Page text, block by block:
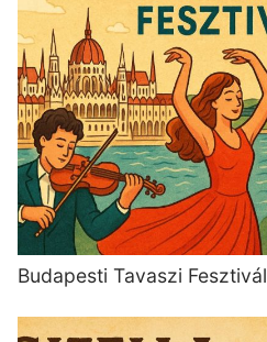
Budapesti Tavaszi Fesztivál